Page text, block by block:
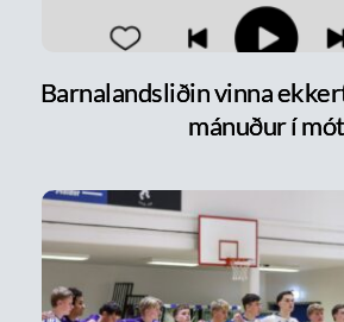
Barnalandsliðin vinna
mánuður í mót